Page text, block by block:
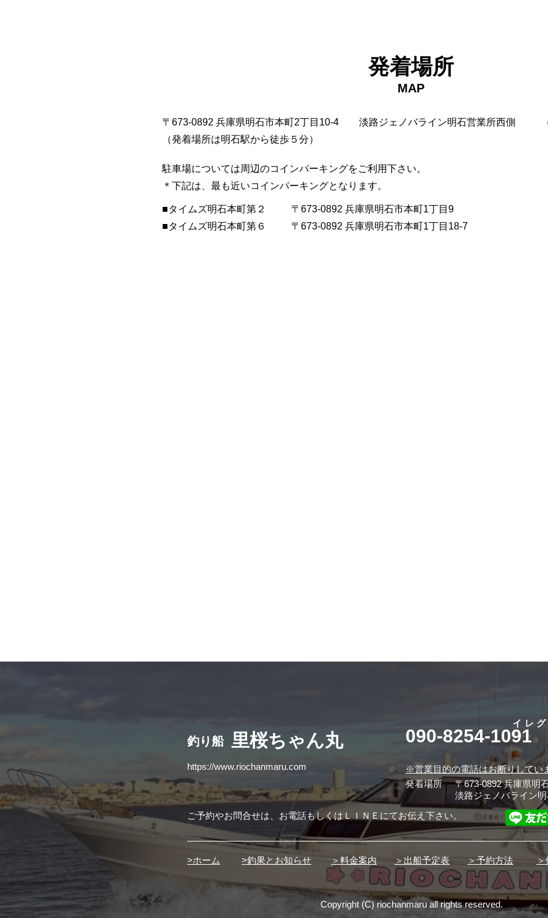
発着場所
MAP
〒673-0892 兵庫県明石市本町2丁目10-4 淡路ジェノバライン明石営業所西側
​（発着場所は明石駅から徒歩５分）
駐車場については周辺のコインパーキングをご利用下さい。
​＊下記は、最も近いコインパーキングとなります。
■​タイムズ明石本町第２
​■タイムズ明石本町第６
〒673-0892 兵庫県明石市本町1丁目9
〒673-0892 兵庫県明石市本町1丁目18-7
釣り船 ​里桜ちゃん丸
https://www.riochanmaru.com
090-8254-1091
イレ
※営業目的の電話はお断りしてい
発着場所
〒673-0892 兵庫県明
淡路ジェノバライン
ご予約やお問合せは、お電話もしくはＬＩＮＥにてお伝え下さい。
>ホーム >釣果とお知らせ ＞料金案内 ＞出船予定表 ＞予約方法
Copyright (C) riochanmaru all rights reserved.